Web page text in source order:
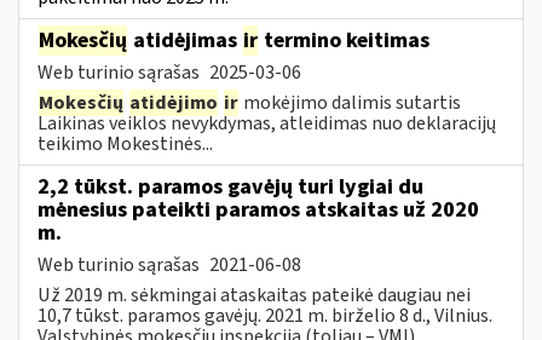
Mokesčių atidėjimas ir termino keitimas
Web turinio sąrašas 2025-03-06
Mokesčių atidėjimo ir mokėjimo dalimis sutartis
Laikinas veiklos nevykdymas, atleidimas nuo deklaracijų
teikimo Mokestinės...
2,2 tūkst. paramos gavėjų turi lygiai du
mėnesius pateikti paramos atskaitas už 2020
m.
Web turinio sąrašas 2021-06-08
Už 2019 m. sėkmingai ataskaitas pateikė daugiau nei
10,7 tūkst. paramos gavėjų. 2021 m. birželio 8 d., Vilnius.